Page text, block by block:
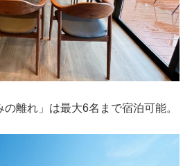
離れ」は最大6名まで宿泊可能。